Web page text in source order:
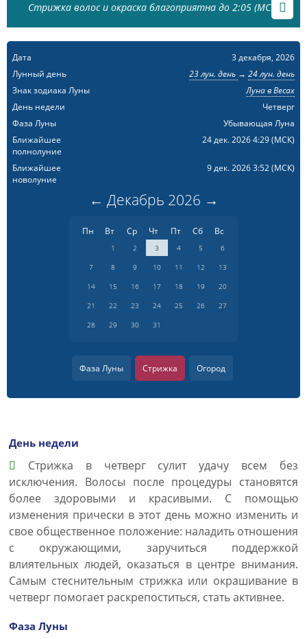
Стрижка волос и окраска благоприятна до 2:05 (МСК)
Дата
3 декабря, 2026
Лунный день
23 лун. день → 24 лун. день
Знак зодиака Луны
Луна в Весах
День недели
Четверг
Фаза Луны
Убывающая Луна
Ближайшее
полнолуние
24 дек. 2026 4:29(МСК)
Ближайшее
новолуние
9 дек. 2026 3:52(МСК)
← Декабрь 2026 →
Пн Вт Ср Чт Пт Сб Вс
1 2 3 4 5
6
7
8 9 10 11 12
13
14
15 16 17 18 19
20
21
22 23 24 25 26
27
28
29 30 31
Фаза Луны Стрижка Огород
День недели
Cтрижка в четверг сулит удачу всем без
исключения. Волосы после процедуры становятся
более здоровыми и красивыми. С помощью
изменения прически в этот день можно изменить и
свое общественное положение: наладить отношения
с окружающими, заручиться поддержкой
влиятельных людей, оказаться в центре внимания.
Самым стеснительным стрижка или окрашивание в
четверг помогает раскрепоститься, стать активнее.
Фаза Луны